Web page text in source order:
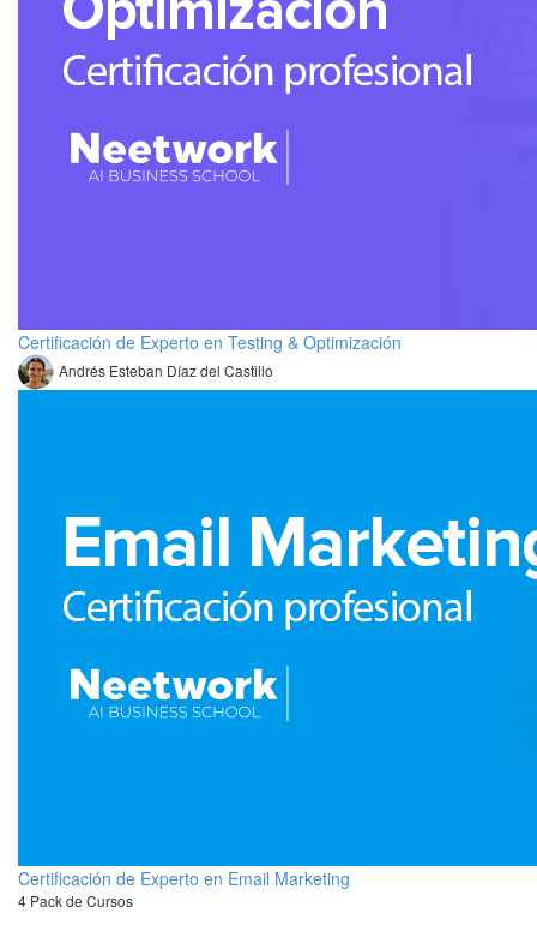
Certificación de Experto en Testing & Optimización
Andrés Esteban Díaz del Castillo
Certificación de Experto en Email Marketing
4 Pack de Cursos